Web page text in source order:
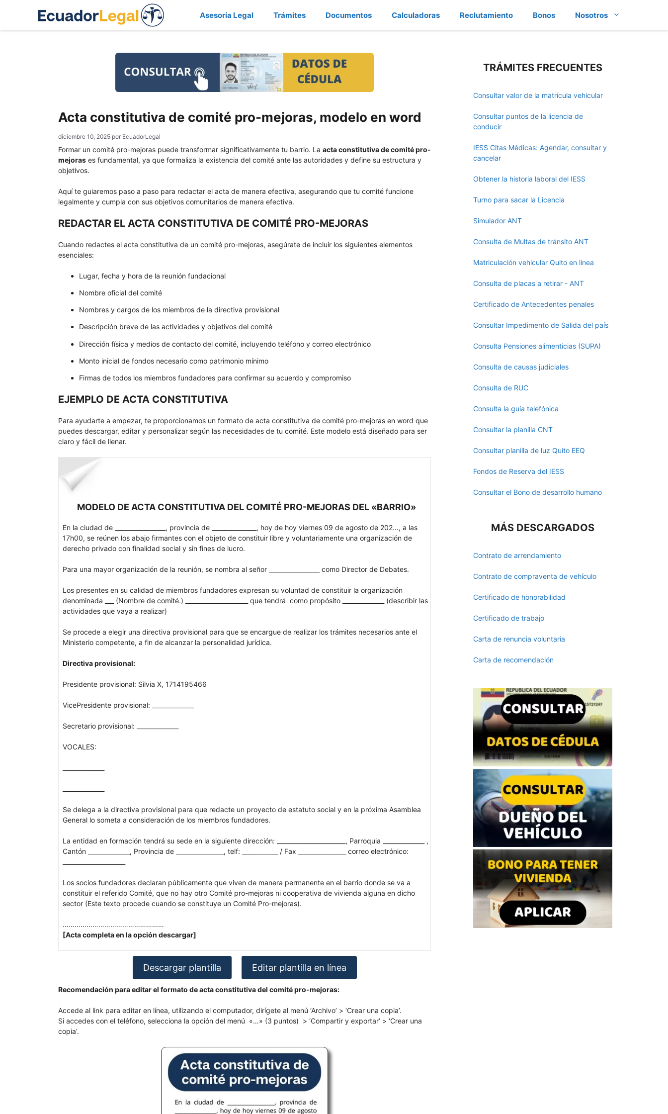
Asesoría Legal Trámites Documentos Calculadoras Reclutamiento Bonos Nosotros
Acta constitutiva de comité pro-mejoras, modelo en word
diciembre 10, 2025 por EcuadorLegal
Formar un comité pro-mejoras puede transformar significativamente tu barrio. La acta constitutiva de comité pro-
mejoras es fundamental, ya que formaliza la existencia del comité ante las autoridades y define su estructura y
objetivos.
Aquí te guiaremos paso a paso para redactar el acta de manera efectiva, asegurando que tu comité funcione
legalmente y cumpla con sus objetivos comunitarios de manera efectiva.
REDACTAR EL ACTA CONSTITUTIVA DE COMITÉ PRO-MEJORAS
Cuando redactes el acta constitutiva de un comité pro-mejoras, asegúrate de incluir los siguientes elementos
esenciales:
Lugar, fecha y hora de la reunión fundacional
Nombre oficial del comité
Nombres y cargos de los miembros de la directiva provisional
Descripción breve de las actividades y objetivos del comité
Dirección física y medios de contacto del comité, incluyendo teléfono y correo electrónico
Monto inicial de fondos necesario como patrimonio mínimo
Firmas de todos los miembros fundadores para confirmar su acuerdo y compromiso
EJEMPLO DE ACTA CONSTITUTIVA
Para ayudarte a empezar, te proporcionamos un formato de acta constitutiva de comité pro-mejoras en word que
puedes descargar, editar y personalizar según las necesidades de tu comité. Este modelo está diseñado para ser
claro y fácil de llenar.
MODELO DE ACTA CONSTITUTIVA DEL COMITÉ PRO-MEJORAS DEL «BARRIO»
En la ciudad de _________________, provincia de _______________, hoy de hoy viernes 09 de agosto de 202…, a las
17h00, se reúnen los abajo firmantes con el objeto de constituir libre y voluntariamente una organización de
derecho privado con finalidad social y sin fines de lucro.
Para una mayor organización de la reunión, se nombra al señor _________________ como Director de Debates.
Los presentes en su calidad de miembros fundadores expresan su voluntad de constituir la organización
denominada ___ (Nombre de comité.) _____________________ que tendrá como propósito ______________ (describir las
actividades que vaya a realizar)
Se procede a elegir una directiva provisional para que se encargue de realizar los trámites necesarios ante el
Ministerio competente, a fin de alcanzar la personalidad jurídica.
Directivaprovisional:
Presidente provisional: Silvia X, 1714195466
VicePresidente provisional: ______________
Secretario provisional: ______________
VOCALES:
Se delega a la directiva provisional para que redacte un proyecto de estatuto social y en la próxima Asamblea
General lo someta a consideración de los miembros fundadores.
La entidad en formación tendrá su sede en la siguiente dirección: _______________________, Parroquia ______________ ,
Cantón ______________, Provincia de ________________, telf: ____________ / Fax ________________ correo electrónico:
Los socios fundadores declaran públicamente que viven de manera permanente en el barrio donde se va a
constituir el referido Comité, que no hay otro Comité pro-mejoras ni cooperativa de vivienda alguna en dicho
sector (Este texto procede cuando se constituye un Comité Pro-mejoras).
……………………………………………
[Acta completa en la opción descargar]
Descargar plantilla Editar plantilla en línea
Recomendación para editar el formato de acta constitutiva del comité pro-mejoras:
Accede al link para editar en línea, utilizando el computador, dirígete al menú ‘Archivo’ > ‘Crear una copia’.
Si accedes con el teléfono, selecciona la opción del menú «…» (3 puntos) > ‘Compartir y exportar’ > ‘Crear una
copia’.
TRÁMITES FRECUENTES
Consultar valor de la matrícula vehicular
Consultar puntos de la licencia de
conducir
IESS Citas Médicas: Agendar, consultar y
cancelar
Obtener la historia laboral del IESS
Turno para sacar la Licencia
Simulador ANT
Consulta de Multas de tránsito ANT
Matriculación vehicular Quito en línea
Consulta de placas a retirar - ANT
Certificado de Antecedentes penales
Consultar Impedimento de Salida del país
Consulta Pensiones alimenticias (SUPA)
Consulta de causas judiciales
Consulta de RUC
Consulta la guía telefónica
Consultar la planilla CNT
Consultar planilla de luz Quito EEQ
Fondos de Reserva del IESS
Consultar el Bono de desarrollo humano
MÁS DESCARGADOS
Contrato de arrendamiento
Contrato de compraventa de vehículo
Certificado de honorabilidad
Certificado de trabajo
Carta de renuncia voluntaria
Carta de recomendación